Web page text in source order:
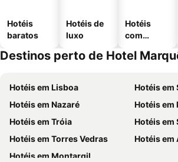
Hotéis
baratos
Hotéis de
luxo
Hotéis
com
Destinos perto de Hotel
Hotéis em Lisboa
Hotéis em
Hotéis em Nazaré
Hotéis em
Hotéis em Tróia
Hotéis em
Hotéis em Torres Vedras
Hotéis em
Hotéis em Montargil